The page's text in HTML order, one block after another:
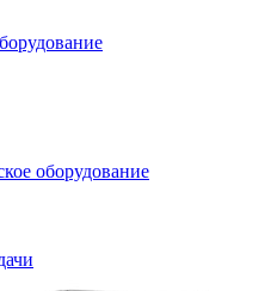
оборудование